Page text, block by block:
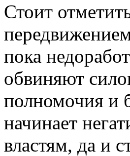
Стоит
пока
обвиняют
полномочия и
начинает
властям, да и